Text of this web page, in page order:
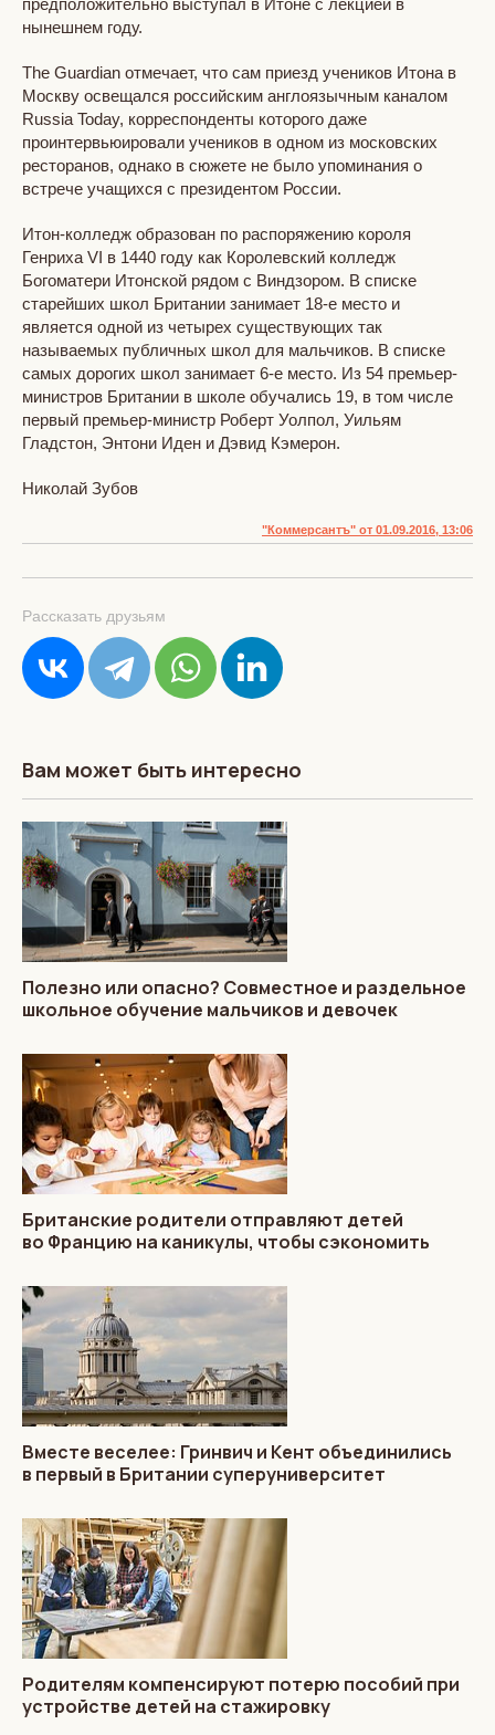
нынешнем году.
The Guardian отмечает, что сам приезд учеников Итона в
Москву освещался российским англоязычным каналом
Russia Today, корреспонденты которого даже
проинтервьюировали учеников в одном из московских
ресторанов, однако в сюжете не было упоминания о
встрече учащихся с президентом России.
Итон-колледж образован по распоряжению короля
Генриха VI в 1440 году как Королевский колледж
Богоматери Итонской рядом с Виндзором. В списке
старейших школ Британии занимает 18-е место и
является одной из четырех существующих так
называемых публичных школ для мальчиков. В списке
самых дорогих школ занимает 6-е место. Из 54 премьер-
министров Британии в школе обучались 19, в том числе
первый премьер-министр Роберт Уолпол, Уильям
Гладстон, Энтони Иден и Дэвид Кэмерон.
Николай Зубов
"Коммерсантъ" от 01.09.2016, 13:06
Рассказать друзьям
Вам может быть интересно
Полезно или опасно? Совместное и раздельное
школьное обучение мальчиков и девочек
Британские родители отправляют детей
во Францию на каникулы, чтобы сэкономить
Вместе веселее: Гринвич и Кент объединились
в первый в Британии суперуниверситет
Родителям компенсируют потерю пособий при
устройстве детей на стажировку